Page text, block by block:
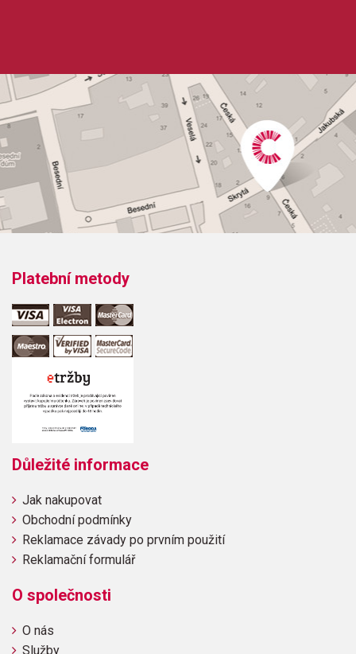
Platební metody
Důležité informace
Jak nakupovat
Obchodní podmínky
Reklamace závady po prvním použití
Reklamační formulář
O společnosti
O nás
Služby